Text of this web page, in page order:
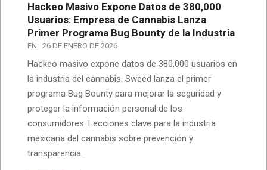
Hackeo Masivo Expone Datos de 380,000
Usuarios: Empresa de Cannabis Lanza
Primer Programa Bug Bounty de la Industria
EN: 26 DE ENERO DE 2026
Hackeo masivo expone datos de 380,000 usuarios en
la industria del cannabis. Sweed lanza el primer
programa Bug Bounty para mejorar la seguridad y
proteger la información personal de los
consumidores. Lecciones clave para la industria
mexicana del cannabis sobre prevención y
transparencia.